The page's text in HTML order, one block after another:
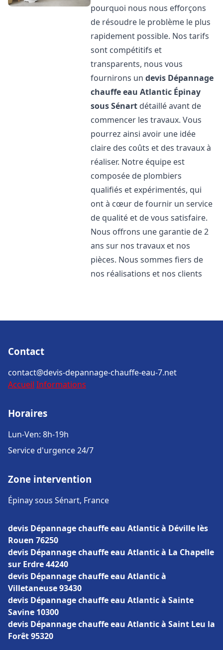
pourquoi nous nous efforçons
de résoudre le problème le plus
rapidement possible. Nos tarifs
sont compétitifs et
transparents, nous vous
fournirons undevis Dépannage
chauffe eau Atlantic Épinay
sous Sénart détaillé avant de
commencer les travaux. Vous
pourrez ainsi avoir une idée
claire des coûts et des travaux à
réaliser. Notre équipe est
composée de plombiers
qualifiés et expérimentés, qui
ont à cœur de fournir un service
de qualité et de vous satisfaire.
Nous offrons une garantie de 2
ans sur nos travaux et nos
pièces. Nous sommes fiers de
nos réalisations et nos clients
Contact
contact@devis-depannage-chauffe-eau-7.net
Accueil Informations
Horaires
Lun-Ven: 8h-19h
Service d'urgence 24/7
Zone intervention
Épinay sous Sénart, France
devis Dépannage chauffe eau Atlantic à Déville lès
Rouen 76250
devis Dépannage chauffe eau Atlantic à La Chapelle
sur Erdre 44240
devis Dépannage chauffe eau Atlantic à
Villetaneuse 93430
devis Dépannage chauffe eau Atlantic à Sainte
Savine 10300
devis Dépannage chauffe eau Atlantic à Saint Leu la
Forêt 95320